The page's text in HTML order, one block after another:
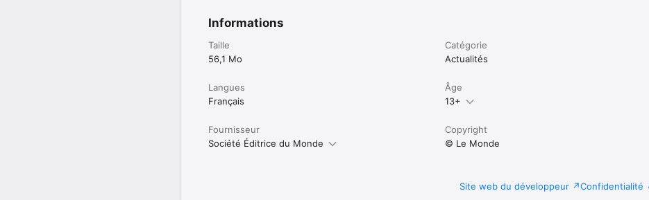
Informations
Taille
56,1 Mo
Catégorie
Actualités
Langues
Français
Âge
13+
Fournisseur
Société Éditrice du Monde
Copyright
© Le Monde
Site web du développeur Confidentialité